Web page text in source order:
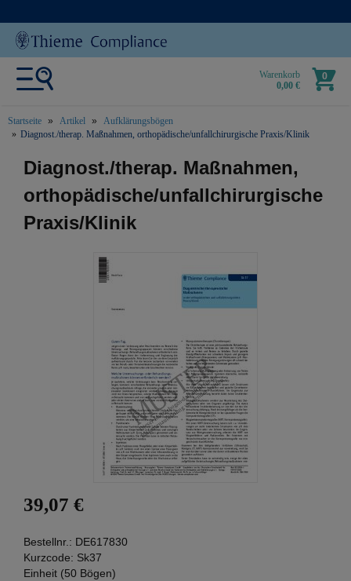
Warenkorb
0,00 €
0
Startseite Artikel
Aufklärungsbögen
Diagnost./therap. Maßnahmen, orthopädische/unfallchirurgische Praxis/Klinik
text.skipToContent
text.skipToNavigation
Diagnost./therap. Maßnahmen,
orthopädische/unfallchirurgische
Praxis/Klinik
39,07 €
Bestellnr.: DE617830
Kurzcode: Sk37
Einheit (50 Bögen)